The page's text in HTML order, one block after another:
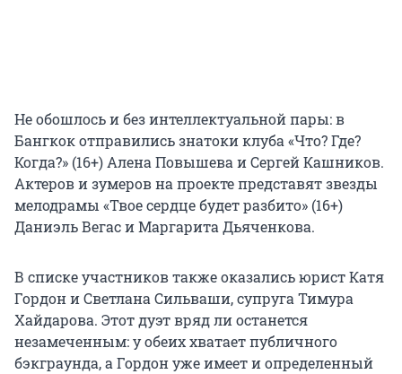
Не обошлось и без интеллектуальной пары: в
Бангкок отправились знатоки клуба «Что? Где?
Когда?» (16+) Алена Повышева и Сергей Кашников.
Актеров и зумеров на проекте представят звезды
мелодрамы «Твое сердце будет разбито» (16+)
Даниэль Вегас и Маргарита Дьяченкова.
В списке участников также оказались юрист Катя
Гордон и Светлана Сильваши, супруга Тимура
Хайдарова. Этот дуэт вряд ли останется
незамеченным: у обеих хватает публичного
бэкграунда, а Гордон уже имеет и определенный